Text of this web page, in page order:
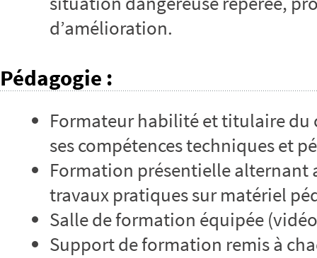
d’amélioration.
Pédagogie :
Formateur habilité et titulaire du
ses compétences techniques et
Formation présentielle alternant
travaux pratiques sur matériel
Salle de formation équipée
Support de formation remis à